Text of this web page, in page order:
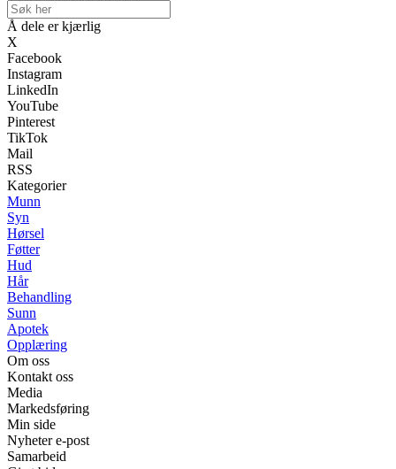
Å dele er kjærlig
X
Facebook
Instagram
LinkedIn
YouTube
Pinterest
TikTok
Mail
RSS
Kategorier
Munn
Syn
Hørsel
Føtter
Hud
Hår
Behandling
Sunn
Apotek
Opplæring
Om oss
Kontakt oss
Media
Markedsføring
Min side
Nyheter e-post
Samarbeid